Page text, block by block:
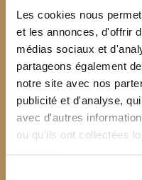
Les cookies nous
et les annonces, d'offrir
médias sociaux et
partageons également
notre site avec nos
publicité et d'analyse,
avec d'autres
ou qu'ils ont collectées